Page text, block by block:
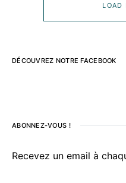
LOAD
DÉCOUVREZ NOTRE FACEBOOK
ABONNEZ-VOUS !
Recevez un email à